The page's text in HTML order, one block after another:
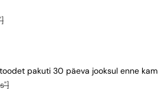
pakuti 30 päeva jooksul enne